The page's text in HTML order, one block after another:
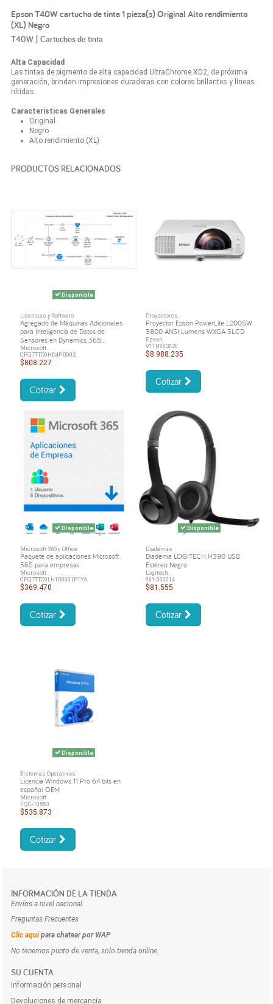
Epson T40W cartucho de tinta 1 pieza(s) Original Alto rendimiento
(XL) Negro
T40W | Cartuchos de tinta
Alta Capacidad
Las tintas de pigmento de alta capacidad UltraChrome XD2, de próxima
generación, brindan impresiones duraderas con colores brillantes y líneas
nítidas.
Caracteristicas Generales
Original
Negro
Alto rendimiento (XL)
PRODUCTOS RELACIONADOS
Disponible
Licencias y Software
Agregado de Máquinas Adicionales
para Inteligencia de Datos de
Sensores en Dynamics 365...
Microsoft
CFQ7TTC0HD4F:0002
$808.227
Cotizar
Proyectores
Proyector Epson PowerLite L200SW
3800 ANSI Lumens WXGA 3LCD
Epson
V11H993020.
$8.988.235
Cotizar
Disponible
Microsoft 365 y Office
Paquete de aplicaciones Microsoft
365 para empresas
Microsoft
CFQ7TTC0LH1G0001P1YA
$369.470
Cotizar
Disponible
Diademas
Diadema LOGITECH H390 USB
Estéreo Negro
Logitech
981-000014
$81.555
Cotizar
Disponible
Sistemas Operativos
Licencia Windows 11 Pro 64 bits en
español OEM
Microsoft
FQC-10553
$535.873
Cotizar
INFORMACIÓN DE LA TIENDA
Envíos a nivel nacional.
Preguntas Frecuentes
Clic aquí para chatear por WAP
No tenemos punto de venta, solo tienda online.
SU CUENTA
Información personal
Devoluciones de mercancía